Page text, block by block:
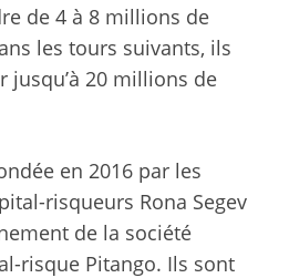
de 4 à 8 millions de
les tours suivants, ils
20 millions de
en 2016 par les
risqueurs Rona Segev
de la société
risque Pitango. Ils sont